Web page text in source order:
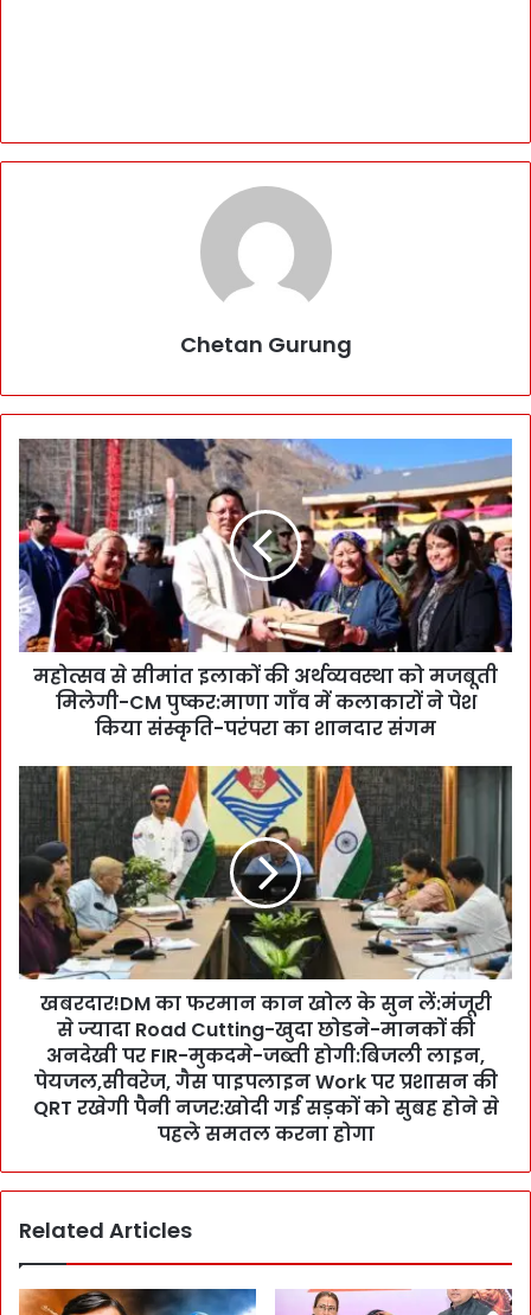
Chetan Gurung
म
त्स
व
से
सी
मां
त
इ
र्थ
स्था
म
ज
ती
ष्क
र
:
णा
गाँ
महोत्सव से सीमांत इलाकों की अर्थव्यवस्था को मजबूती
मिलेगी-CM पुष्कर:माणा गाँव में कलाकारों ने पेश
किया संस्कृति-परंपरा का शानदार संगम
ख
दा
!
का
ल
सु
:
खबरदार!DM का फरमान कान खोल के सुन लें:मंजूरी
से ज्यादा Road Cutting-खुदा छोडने-मानकों की
अनदेखी पर FIR-मुकदमे-जब्ती होगी:बिजली लाइन,
पेयजल,सीवरेज, गैस पाइपलाइन Work पर प्रशासन की
QRT रखेगी पैनी नजर:खोदी गई सड़कों को सुबह होने से
पहले समतल करना होगा
Related Articles